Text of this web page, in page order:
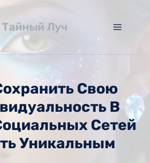
Тайный Луч
Свою
В
Сетей
Уникальным